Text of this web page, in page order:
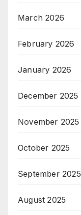
March 2026
February 2026
January 2026
December 2025
November 2025
October 2025
September 2025
August 2025